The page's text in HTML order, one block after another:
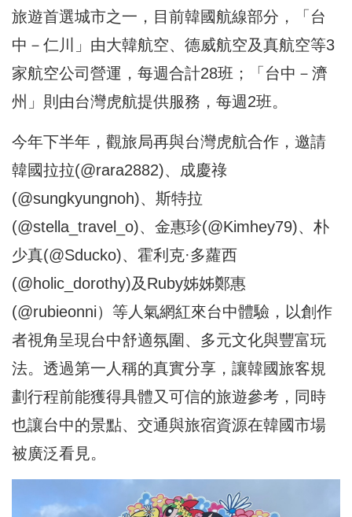
旅遊首選城市之一，目前韓國航線部分，「台
中－仁川」由大韓航空、德威航空及真航空等3
家航空公司營運，每週合計28班；「台中－濟
州」則由台灣虎航提供服務，每週2班。
今年下半年，觀旅局再與台灣虎航合作，邀請
韓國拉拉(@rara2882)、成慶祿
(@sungkyungnoh)、斯特拉
(@stella_travel_o)、金惠珍(@Kimhey79)、朴
少真(@Sducko)、霍利克·多蘿西
(@holic_dorothy)及Ruby姊姊鄭惠
(@rubieonni）等人氣網紅來台中體驗，以創作
者視角呈現台中舒適氛圍、多元文化與豐富玩
法。透過第一人稱的真實分享，讓韓國旅客規
劃行程前能獲得具體又可信的旅遊參考，同時
也讓台中的景點、交通與旅宿資源在韓國市場
被廣泛看見。